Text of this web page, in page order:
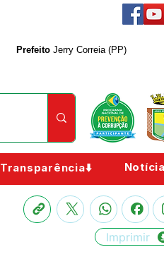
Prefeito Jerry Correia (PP)
Transparência⬇️
Imprimir